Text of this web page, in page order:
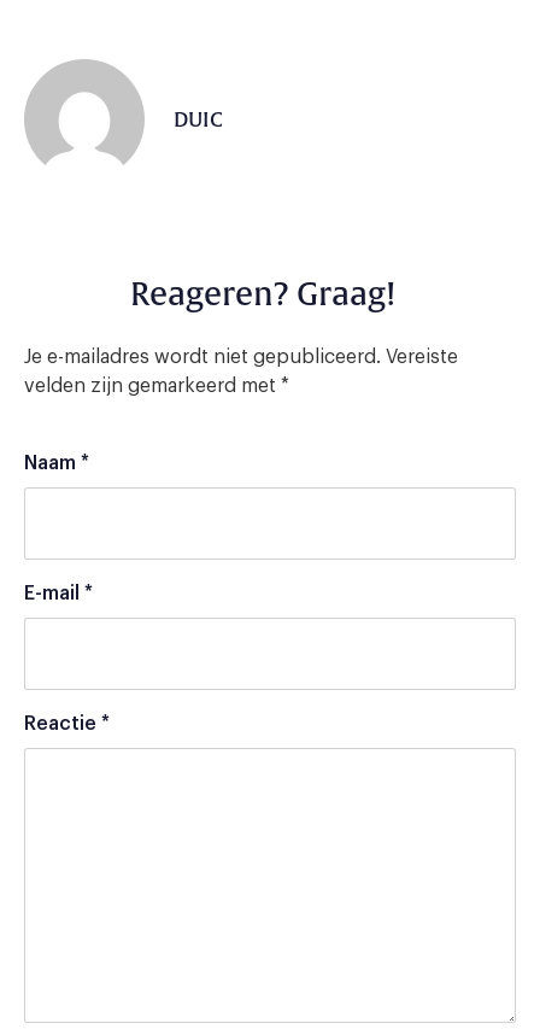
DUIC
Reageren? Graag!
Je e-mailadres wordt niet gepubliceerd. Vereiste
velden zijn gemarkeerd met *
Naam *
E-mail *
Reactie *